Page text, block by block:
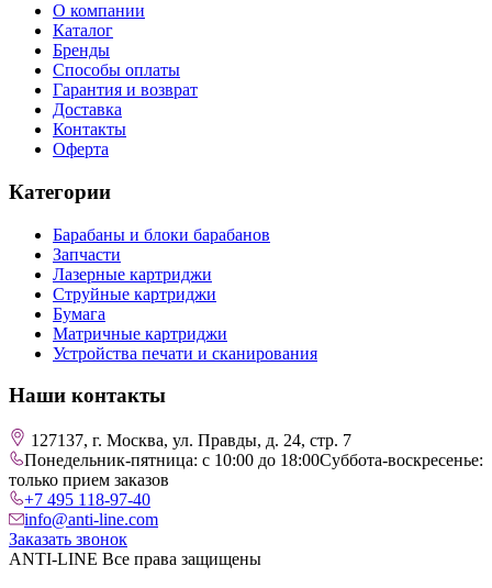
О компании
Каталог
Бренды
Способы оплаты
Гарантия и возврат
Доставка
Контакты
Оферта
Категории
Барабаны и блоки барабанов
Запчасти
Лазерные картриджи
Струйные картриджи
Бумага
Матричные картриджи
Устройства печати и сканирования
Наши контакты
127137, г. Москва, ул. Правды, д. 24, стр. 7
Понедельник-пятница: с 10:00 до 18:00Суббота-воскресенье:
только прием заказов
+7 495 118-97-40
info@anti-line.com
Заказать звонок
ANTI-LINE Все права защищены